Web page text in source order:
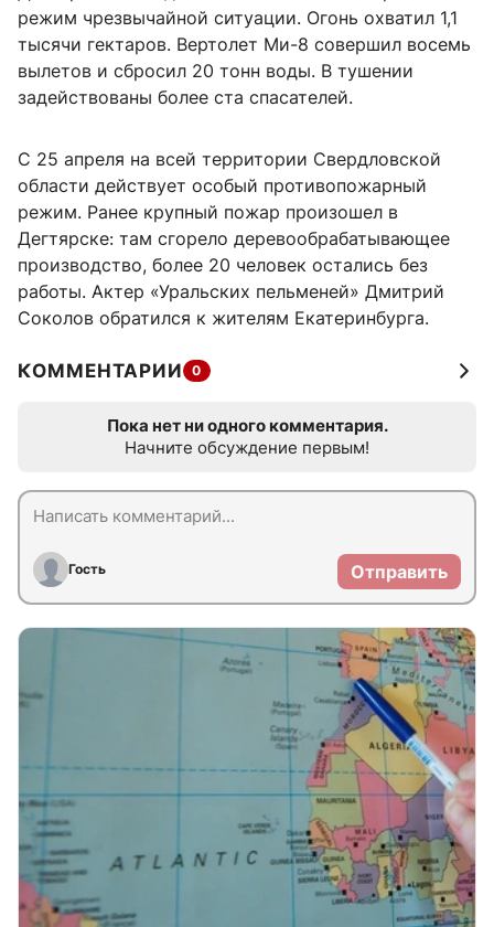
режим чрезвычайной ситуации. Огонь охватил 1,1
тысячи гектаров. Вертолет Ми-8 совершил восемь
вылетов и сбросил 20 тонн воды. В тушении
задействованы более ста спасателей.
С 25 апреля на всей территории Свердловской
области действует особый противопожарный
режим. Ранее крупный пожар произошел в
Дегтярске: там сгорело деревообрабатывающее
производство, более 20 человек остались без
работы. Актер «Уральских пельменей» Дмитрий
Соколов обратился к жителям Екатеринбурга.
КОММЕНТАРИИ 0
Пока нет ни одного комментария.
Начните обсуждение первым!
Гость Отправить